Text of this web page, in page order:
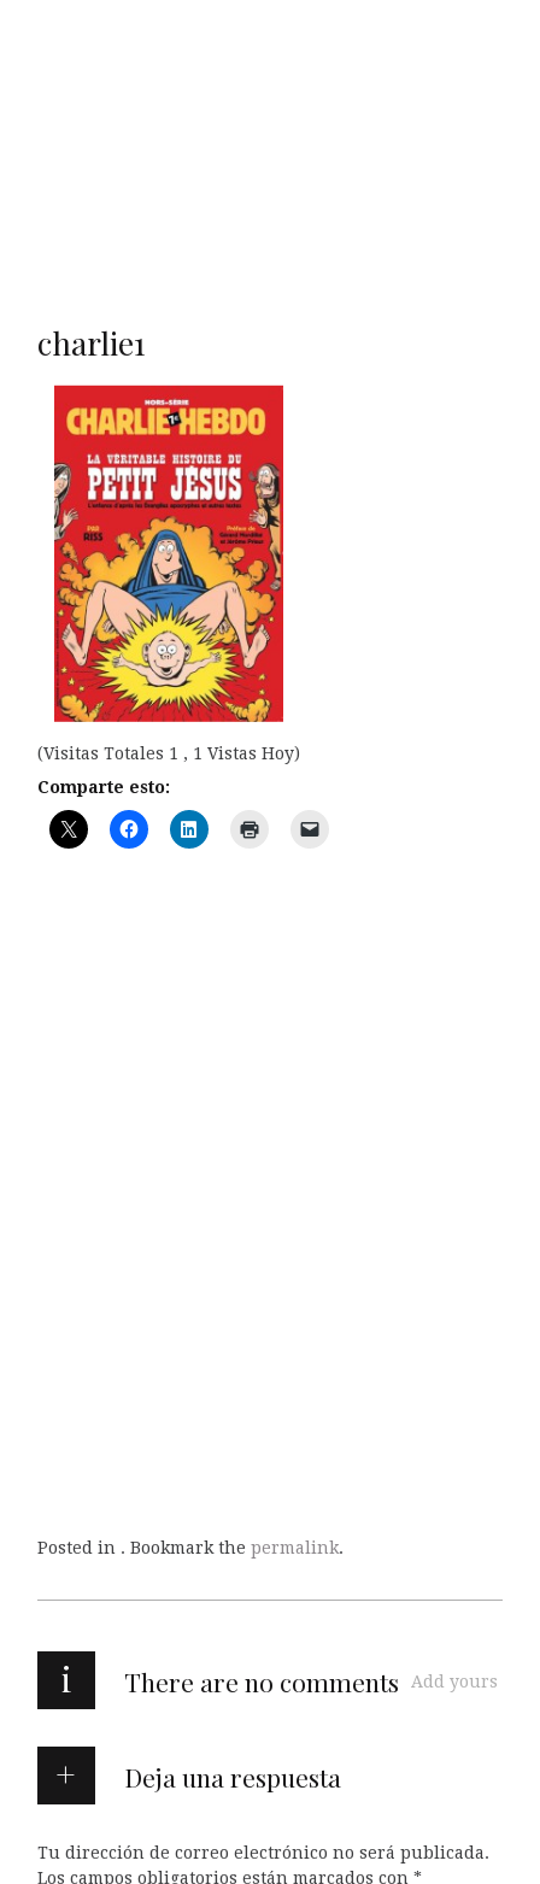
charlie1
(Visitas Totales 1 , 1 Vistas Hoy)
Comparte esto:
Posted in . Bookmark the permalink.
i There are no comments Add yours
Deja una respuesta
Tu dirección de correo electrónico no será publicada.
Los campos obligatorios están marcados con *